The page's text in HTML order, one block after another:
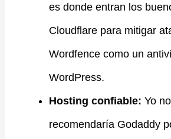
es donde entran los
Cloudflare para mitigar
Wordfence como un
WordPress.
Hosting confiable: Yo
recomendaría Godaddy